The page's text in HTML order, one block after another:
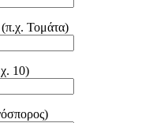
(π.χ. Τομάτα)
10)